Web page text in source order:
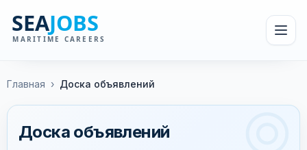
Главная › Доска объявлений
Доска объявлений